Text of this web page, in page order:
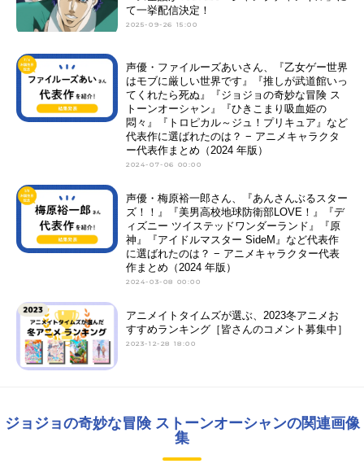
て一挙配信決定！
2025-09-26 15:00
声優・ファイルーズあいさん、『乙女ゲー世界
はモブに厳しい世界です』『推しが武道館いっ
てくれたら死ぬ』『ジョジョの奇妙な冒険 ス
トーンオーシャン』『ひきこまり吸血姫の
悶々』『トロピカル～ジュ！プリキュア』など
代表作に選ばれたのは？ − アニメキャラクタ
ー代表作まとめ（2024 年版）
2024-07-06 00:00
声優・梅原裕一郎さん、『あんさんぶるスター
ズ！！』『美男高校地球防衛部LOVE！』『デ
ィズニー ツイステッドワンダーランド』『原
神』『アイドルマスター SideM』など代表作
に選ばれたのは？ − アニメキャラクター代表
作まとめ（2024 年版）
2024-03-08 00:00
アニメイトタイムズが選ぶ、2023冬アニメお
すすめランキング［皆さんのコメント募集中］
2023-12-28 18:00
ジョジョの奇妙な冒険 ストーンオーシャンの関連画像
集